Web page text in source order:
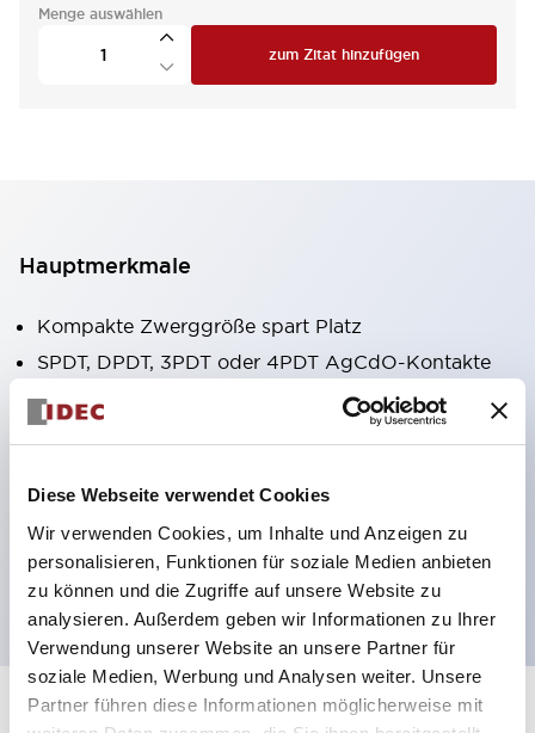
Diese Webseite verwendet Cookies
Wir verwenden Cookies, um Inhalte und Anzeigen zu
personalisieren, Funktionen für soziale Medien anbieten
zu können und die Zugriffe auf unsere Website zu
analysieren. Außerdem geben wir Informationen zu Ihrer
Verwendung unserer Website an unsere Partner für
soziale Medien, Werbung und Analysen weiter. Unsere
Partner führen diese Informationen möglicherweise mit
Menge auswählen
zum Zitat hinzufügen
Hauptmerkmale
Kompakte Zwerggröße spart Platz
SPDT, DPDT, 3PDT oder 4PDT AgCdO-Kontakte
Hohe Schaltleistung (10A)
Optionen umfassen Kontrollleuchte und Prüftaste
Montageoptionen umfassen Top-Montage, DIN-
Fassung oder Frontplattenfassung
Spezifikationen Alle erweitern